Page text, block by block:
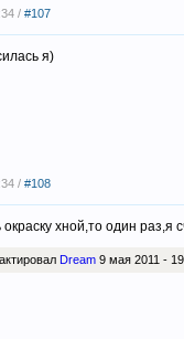
/ #107
я)
/ #108
окраску хной,то один
Dream 9 мая 2011 -